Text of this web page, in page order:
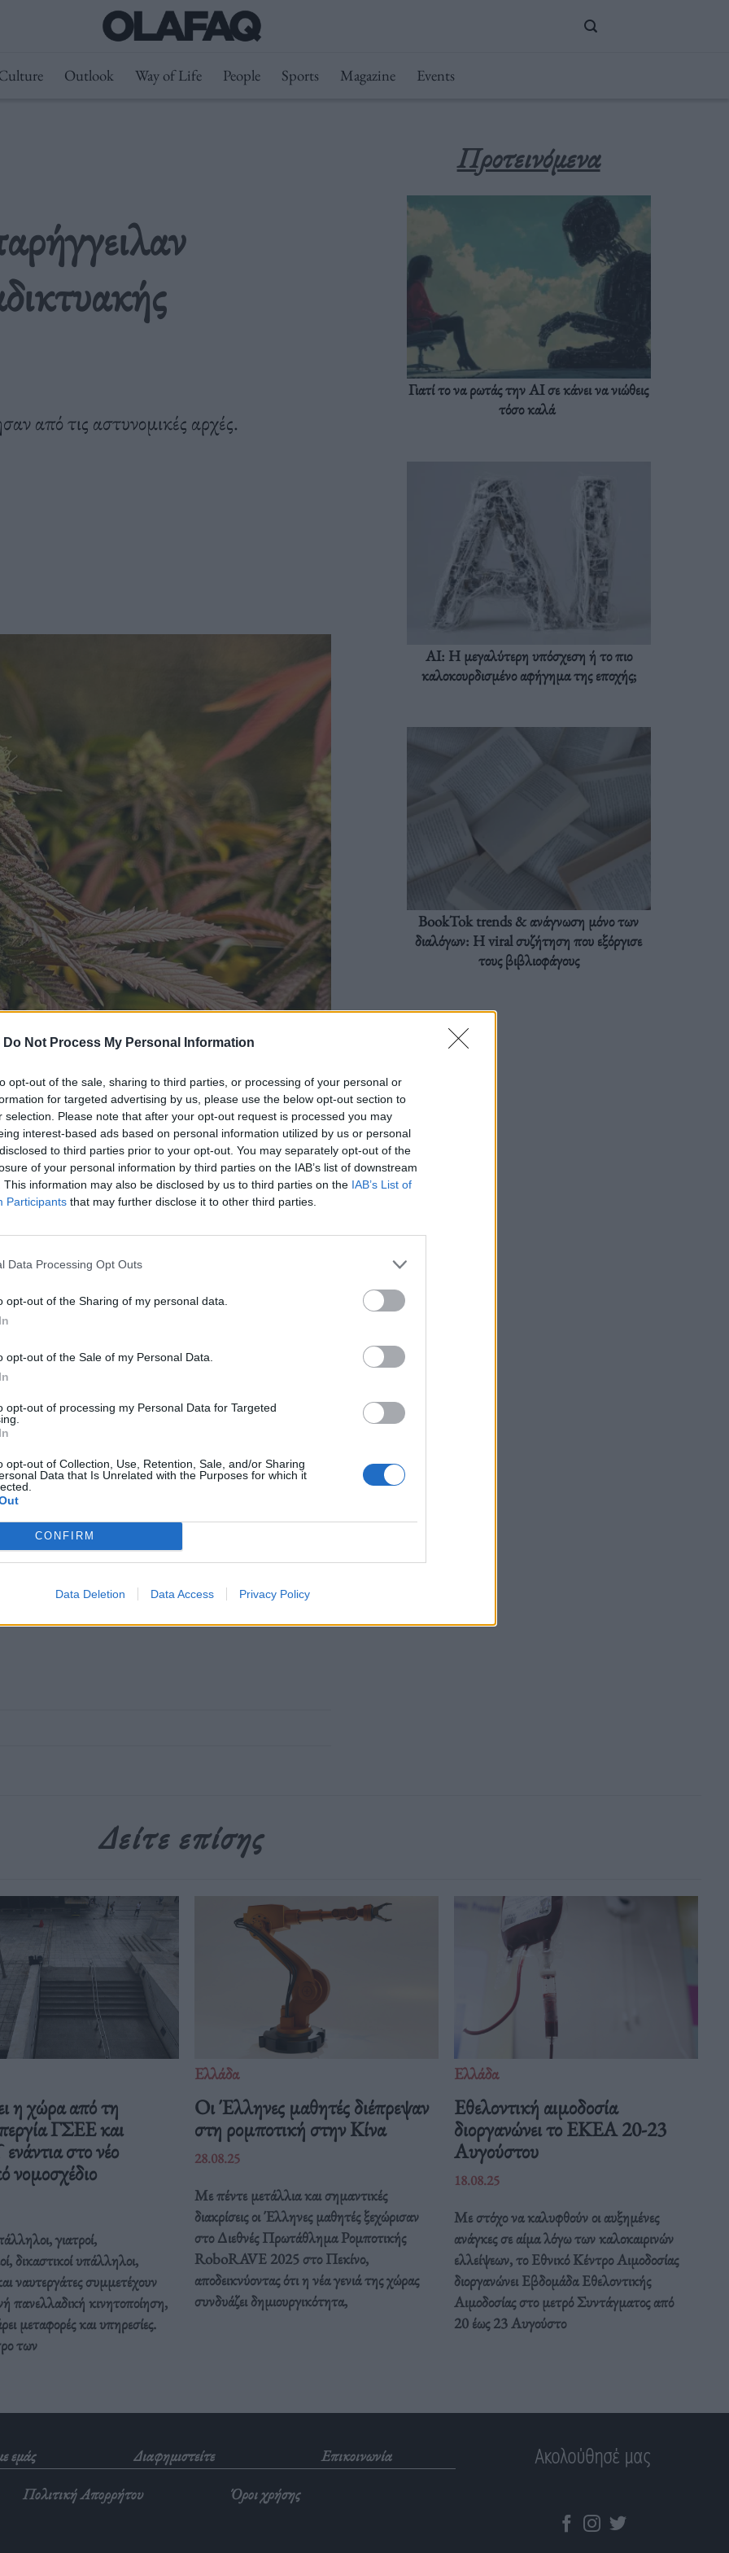
Do Not Process My Personal Information
opt-out of the sale, sharing to third parties, or processing of your personal or
for targeted advertising by us, please use the below opt-out section to
selection. Please note that after your opt-out request is processed you may
interest-based ads based on personal information utilized by us or personal
to third parties prior to your opt-out. You may separately opt-out of the
of your personal information by third parties on the IAB’s list of downstream
This information may also be disclosed by us to third parties on the IAB’s List of
Participants that may further disclose it to other third parties.
Data Processing Opt Outs
opt-out of the Sharing of my personal data.
opt-out of the Sale of my Personal Data.
opt-out of processing my Personal Data for Targeted
opt-out of Collection, Use, Retention, Sale, and/or Sharing
Data that Is Unrelated with the Purposes for which it
CONFIRM
Data Deletion Data Access Privacy Policy
Outlook Way of Life People Sports Magazine Events
από τις αστυνομικές αρχές.
ναρκωτική ουσία δύο νεαροί, 19 και 25 ετών,
100 γραμμάρια κατεργασμένης κάνναβης-
πήγε να το παραλάβει, συνελήφθη επ’
του είχε αποπειραθεί να παραλάβει το ίδιο
ναρκωτικών, με την οποία οδηγούνται στον
το OLAFAQ
News
Προτεινόμενα
Γιατί το να ρωτάς την AI σε κάνει να νιώθεις
τόσο καλά
AI: Η μεγαλύτερη υπόσχεση ή το πιο
καλοκουρδισμένο αφήγημα της εποχής;
BookTok trends & ανάγνωση μόνο των
διαλόγων: Η viral συζήτηση που εξόργισε
τους βιβλιοφάγους
Δείτε επίσης
η χώρα από τη
ΓΣΕΕ και
στο νέο
νομοσχέδιο
γιατροί,
δικαστικοί υπάλληλοι,
ναυτεργάτες συμμετέχουν
πανελλαδική κινητοποίηση,
μεταφορές και υπηρεσίες.
των
Ελλάδα
Οι Έλληνες μαθητές διέπρεψαν
στη ρομποτική στην Κίνα
28.08.25
Με πέντε μετάλλια και σημαντικές
διακρίσεις οι Έλληνες μαθητές ξεχώρισαν
στο Διεθνές Πρωτάθλημα Ρομποτικής
RoboRAVE 2025 στο Πεκίνο,
αποδεικνύοντας ότι η νέα γενιά της χώρας
συνδυάζει δημιουργικότητα,
Ελλάδα
Eθελοντική αιμοδοσία
διοργανώνει το ΕΚΕΑ 20-23
Αυγούστου
18.08.25
Με στόχο να καλυφθούν οι αυξημένες
ανάγκες σε αίμα λόγω των καλοκαιρινών
ελλείψεων, το Εθνικό Κέντρο Αιμοδοσίας
διοργανώνει Εβδομάδα Εθελοντικής
Αιμοδοσίας στο μετρό Συντάγματος από
20 έως 23 Αυγούστο
εμάς Διαφημιστείτε
Επικοινωνία
Πολιτική Απορρήτου
Όροι χρήσης
Ακολούθησέ μας